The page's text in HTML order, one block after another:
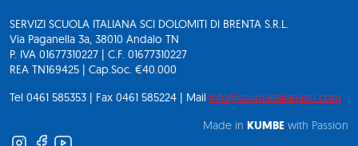
SERVIZI SCUOLA ITALIANA SCI DOLOMITI DI BRENTA S.R.L.
Via Paganella 3a, 38010 Andalo TN
P. IVA 01677310227 | C.F. 01677310227
REA TN169425 | Cap.Soc. €40.000
Tel 0461 585353 | Fax 0461 585224 | Mail info@scuolaitalianasci.com
Made in KUMBE with Passion